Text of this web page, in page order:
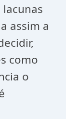
assim a
como
o